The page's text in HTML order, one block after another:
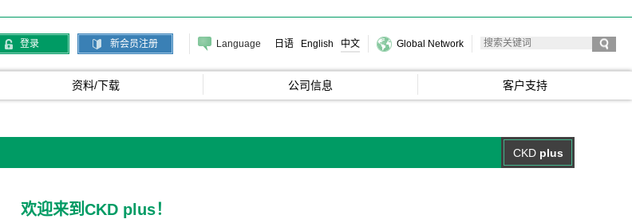
登录 新会员注册 Language 日语 English 中文 Global Network
资料/下载 公司信息 客户支持
CKD plus
欢迎来到CKD plus！